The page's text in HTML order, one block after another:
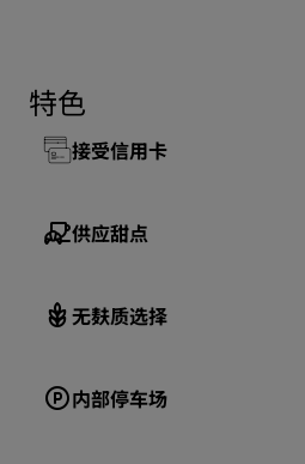
特色
接受信用卡
供应甜点
无麸质选择
内部停车场